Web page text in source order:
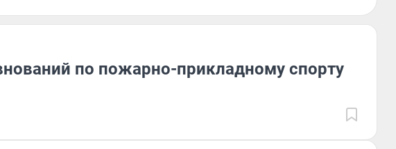
по пожарно-прикладному спорту